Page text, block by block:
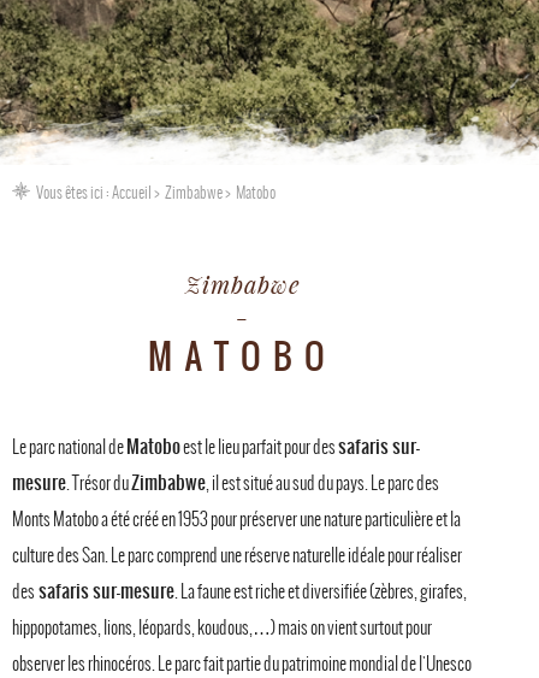
Vous êtes ici :Accueil Zimbabwe Matobo
Zimbabwe
MATOBO
Le parc national deMatoboest le lieu parfait pour dessafaris sur-
mesure. Trésor duZimbabwe, il est situé au sud du pays. Le parc des
Monts Matobo a été créé en 1953 pour préserver une nature particulière et la
culture des San. Le parc comprend une réserve naturelle idéale pour réaliser
des safaris sur-mesure. La faune est riche et diversifiée (zèbres, girafes,
hippopotames, lions, léopards, koudous,…) mais on vient surtout pour
observer les rhinocéros. Le parc fait partie du patrimoine mondial de l'Unesco